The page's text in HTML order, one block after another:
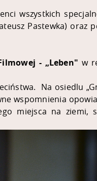
wszystkich
Pastewka) oraz
- „Leben" w
Na osiedlu
wspomnienia
miejsca na ziemi,